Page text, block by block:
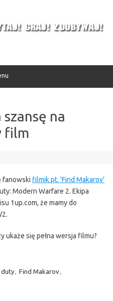
na
film
fanowski filmik pt. 'Find Makarov’
Modern Warfare 2. Ekipa
1up.com, że mamy do
ukaże się pełna wersja filmu?
duty Find Makarov